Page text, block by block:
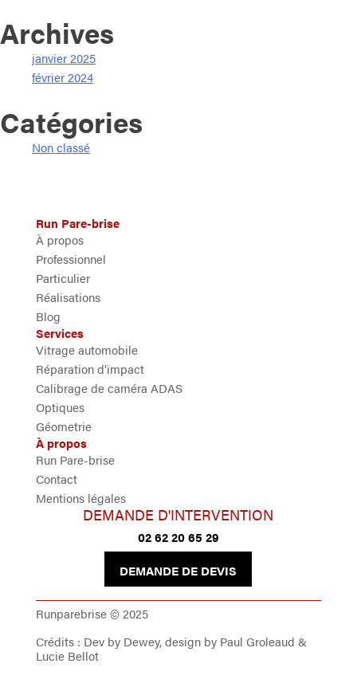
Archives
janvier 2025
février 2024
Catégories
Non classé
Run Pare-brise
À propos
Professionnel
Particulier
Réalisations
Blog
Services
Vitrage automobile
Réparation d’impact
Calibrage de caméra ADAS
Optiques
Géometrie
À propos
Run Pare-brise
Contact
Mentions légales
DEMANDE D'INTERVENTION
02 62 20 65 29
DEMANDE DE DEVIS
Runparebrise © 2025
Crédits : Dev by Dewey, design by Paul Groleaud &
Lucie Bellot